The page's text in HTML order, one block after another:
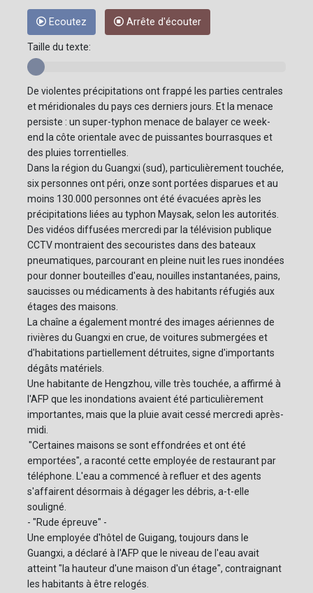
Ecoutez Arrête d'écouter
Taille du texte:
De violentes précipitations ont frappé les parties centrales
et méridionales du pays ces derniers jours. Et la menace
persiste : un super-typhon menace de balayer ce week-
end la côte orientale avec de puissantes bourrasques et
des pluies torrentielles.
Dans la région du Guangxi (sud), particulièrement touchée,
six personnes ont péri, onze sont portées disparues et au
moins 130.000 personnes ont été évacuées après les
précipitations liées au typhon Maysak, selon les autorités.
Des vidéos diffusées mercredi par la télévision publique
CCTV montraient des secouristes dans des bateaux
pneumatiques, parcourant en pleine nuit les rues inondées
pour donner bouteilles d'eau, nouilles instantanées, pains,
saucisses ou médicaments à des habitants réfugiés aux
étages des maisons.
La chaîne a également montré des images aériennes de
rivières du Guangxi en crue, de voitures submergées et
d'habitations partiellement détruites, signe d'importants
dégâts matériels.
Une habitante de Hengzhou, ville très touchée, a affirmé à
l'AFP que les inondations avaient été particulièrement
importantes, mais que la pluie avait cessé mercredi après-
midi.
"Certaines maisons se sont effondrées et ont été
emportées", a raconté cette employée de restaurant par
téléphone. L'eau a commencé à refluer et des agents
s'affairent désormais à dégager les débris, a-t-elle
souligné.
- "Rude épreuve" -
Une employée d'hôtel de Guigang, toujours dans le
Guangxi, a déclaré à l'AFP que le niveau de l'eau avait
atteint "la hauteur d'une maison d'un étage", contraignant
les habitants à être relogés.